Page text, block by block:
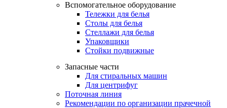
Вспомогательное оборудование
Тележки для белья
Столы для белья
Стеллажи для белья
Упаковщики
Стойки подвижные
Запасные части
Для стиральных машин
Для центрифуг
Поточная линия
Рекомендации по организации прачечной